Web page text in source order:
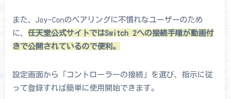
また、Joy-Conのペアリングに不慣れなユーザーのため
に、 任天堂公式サイトではSwitch 2への接続手順が動画付
きで公開されているので便利。
設定画面から「コントローラーの接続」を選び、指示に従
って登録すれば簡単に使用開始できます。